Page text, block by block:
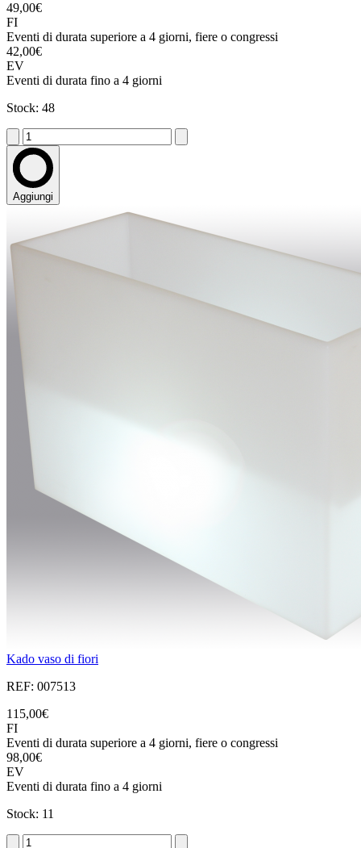
49,00€
FI
Eventi di durata superiore a 4 giorni, fiere o congressi
42,00€
EV
Eventi di durata fino a 4 giorni
Stock: 48
Aggiungi
Kado vaso di fiori
REF: 007513
115,00€
FI
Eventi di durata superiore a 4 giorni, fiere o congressi
98,00€
EV
Eventi di durata fino a 4 giorni
Stock: 11